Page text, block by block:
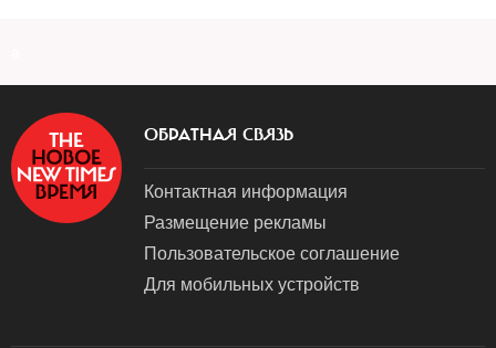
ОБРАТНАЯ СВЯЗЬ
Контактная информация
Размещение рекламы
Пользовательское соглашение
Для мобильных устройств